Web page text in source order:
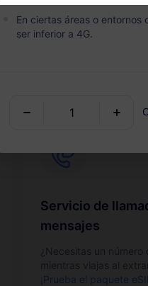
Activa tu eSIM de
y sencilla desde tu
Servicio de
mensajes
¡Prueba el paquete
En ciertas áreas o
ser inferior a 4G.